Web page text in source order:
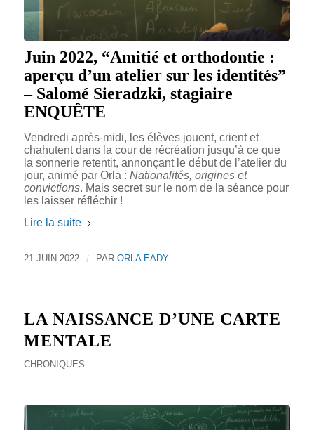
Juin 2022, “Amitié et orthodontie :
aperçu d’un atelier sur les identités”
– Salomé Sieradzki, stagiaire
ENQUÊTE
Vendredi après-midi, les élèves jouent, crient et
chahutent dans la cour de récréation jusqu’à ce que
la sonnerie retentit, annonçant le début de l’atelier du
jour, animé par Orla : Nationalités, origines et
convictions. Mais secret sur le nom de la séance pour
les laisser réfléchir !
Lire la suite
21 JUIN 2022 / PAR ORLA EADY
LA NAISSANCE D’UNE CARTE
MENTALE
CHRONIQUES